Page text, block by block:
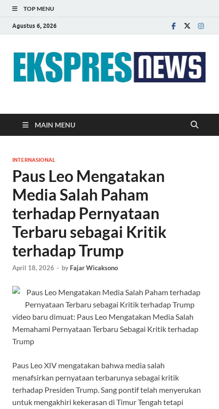
TOP MENU
Agustus 6, 2026
EKSPRES NEWS
MAIN MENU
INTERNASIONAL
Paus Leo Mengatakan
Media Salah Paham
terhadap Pernyataan
Terbaru sebagai Kritik
terhadap Trump
April 18, 2026 - by Fajar Wicaksono
video baru dimuat: Paus Leo Mengatakan Media Salah
Memahami Pernyataan Terbaru Sebagai Kritik terhadap
Trump
Paus Leo XIV mengatakan bahwa media salah
menafsirkan pernyataan terbarunya sebagai kritik
terhadap Presiden Trump. Sang pontif telah menyerukan
untuk mengakhiri kekerasan di Timur Tengah tetapi